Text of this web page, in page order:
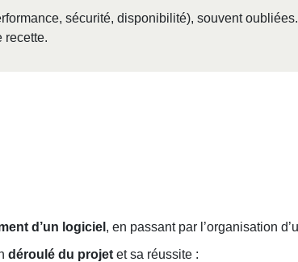
sécurité, disponibilité), souvent oubliées.
recette.
d’un logiciel , en passant par l’organisation
déroulé du projet et sa réussite :